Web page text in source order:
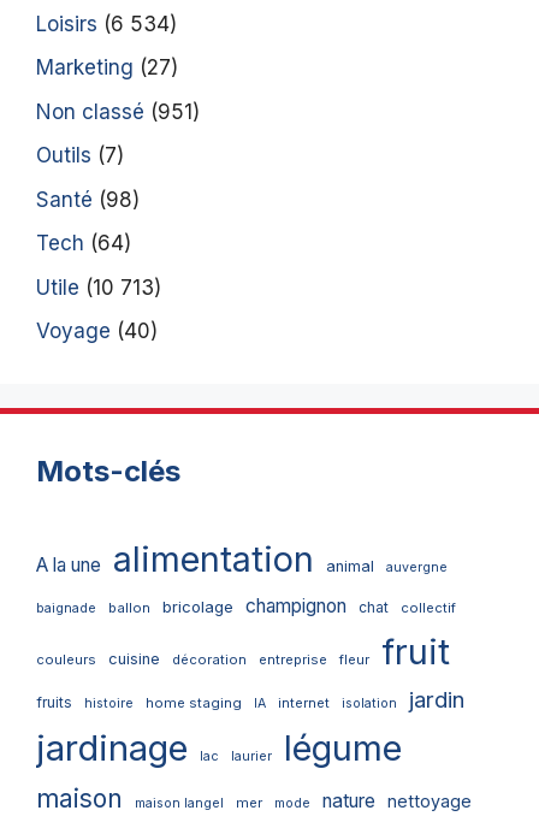
Loisirs (6 534)
Marketing (27)
Non classé (951)
Outils (7)
Santé (98)
Tech (64)
Utile (10 713)
Voyage (40)
Mots-clés
A la une alimentation animal auvergne
baignade ballon bricolage champignon chat collectif
couleurs cuisine décoration entreprise fleur fruit
fruits histoire home staging IA internet isolation jardin
jardinage lac laurier légume
maison maison langel mer mode nature nettoyage